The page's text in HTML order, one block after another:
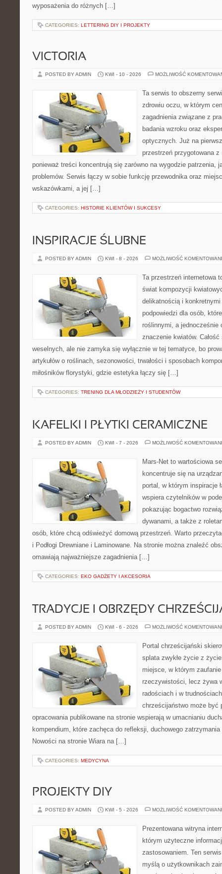
wyposażenia do różnych […]
CATEGORIES: LETTERING DIY I PROJEKTY
VICTORIA
POSTED BY ADMIN KWI - 10 - 2026 MOŻLIWOŚĆ
Ta serwis to obszerny
zdrowiu oczu, w którym
zagadnienia związane z
badania wzroku oraz
optycznych. Już na
przestrzeń przygotowana
ponieważ treści koncentrują się zarówno na wygodzie patrzenia,
problemów. Serwis łączy w sobie funkcję przewodnika oraz
wskazówkami, a jej […]
CATEGORIES: HISTORIE KLIENTÓW I SUKCESY
INSPIRACJE ŚLUBNE
POSTED BY ADMIN KWI - 8 - 2026 MOŻLIWOŚĆ
Ta przestrzeń internetowa
świat kompozycji
delikatnością i
podpowiedzi dla osób,
roślinnymi, a jednocześnie
znaczenie kwiatów.
weselnych, ale nie zamyka się wyłącznie w tej tematyce, bo
artykułów o roślinach, sezonowości, trwałości i sposobach
miłośników florystyki, gdzie estetyka łączy się […]
CATEGORIES: TRENING DLA MŁODZIEŻY I STUDENTÓW
KAFELKI I PŁYTKI CERAMICZNE
POSTED BY ADMIN KWI - 7 - 2026 MOŻLIWOŚĆ
Mars-Net to wartościowa
koncentruje się na
portal, w którym inspiracje
wspiera czytelników w
pokazując bogactwo
dywanami, a także z
osób, które chcą odświeżyć domową przestrzeń. Warto
i Podłogi Drewniane i Laminowane. Na stronie można znaleźć
omawiają najważniejsze zagadnienia […]
CATEGORIES: EKO GADŻETY I AKCESORIA
TRADYCJE I OBRZĘDY
POSTED BY ADMIN KWI - 6 - 2026 MOŻLIWOŚĆ
Portal chrześcijański
splata zwykłe życie z
miejsce, w którym
rzeczywistości, lecz żywa
radościach i w
chrześcijaństwo może być
opracowania publikowane na stronie wspierają w umacnianiu
kompendium, które zachęca do refleksji, duchowego
Nowości na stronie Wiara na […]
CATEGORIES: MEDYCYNA
PROJEKTY DIY
POSTED BY ADMIN KWI - 5 - 2026 MOŻLIWOŚĆ
Prezentowana witryna
którym użyteczne
zastosowaniem. Ten
myślą o użytkownikach